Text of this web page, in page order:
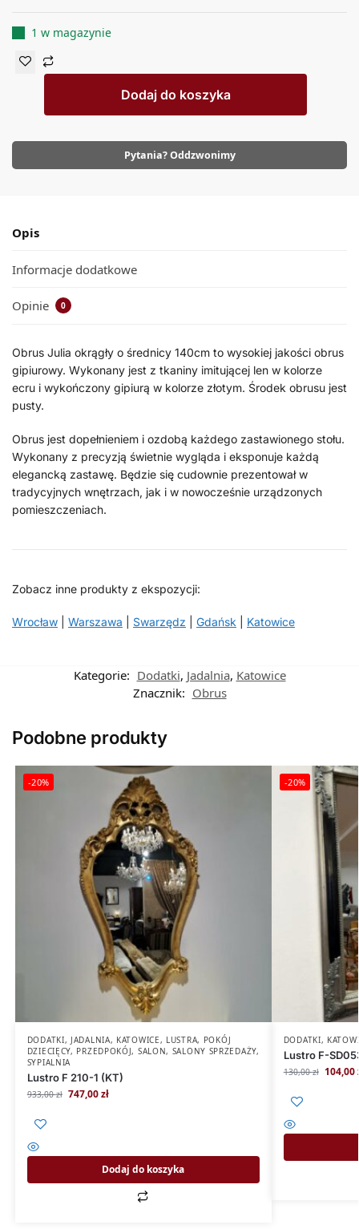
1 w magazynie
Dodaj do koszyka
Pytania? Oddzwonimy
Opis
Informacje dodatkowe
Opinie 0
Obrus Julia okrągły o średnicy 140cm to wysokiej jakości obrus
gipiurowy. Wykonany jest z tkaniny imitującej len w kolorze
ecru i wykończony gipiurą w kolorze złotym. Środek obrusu jest
pusty.
Obrus jest dopełnieniem i ozdobą każdego zastawionego stołu.
Wykonany z precyzją świetnie wygląda i eksponuje każdą
elegancką zastawę. Będzie się cudownie prezentował w
tradycyjnych wnętrzach, jak i w nowocześnie urządzonych
pomieszczeniach.
Zobacz inne produkty z ekspozycji:
Wrocław Warszawa Swarzędz Gdańsk Katowice
Kategorie: Dodatki, Jadalnia, Katowice
Znacznik: Obrus
Podobne produkty
-20%
DODATKI, JADALNIA, KATOWICE, LUSTRA, POKÓJ
DZIECIĘCY, PRZEDPOKÓJ, SALON, SALONY SPRZEDAŻY,
SYPIALNIA
Lustro F 210-1 (KT)
933,00zł 747,00zł
Dodaj do koszyka
-20%
DODATKI,
Lustro F-
130,00zł 104,00